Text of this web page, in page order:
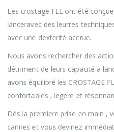
Les crostage FLE ont été
lanceravec des leurres
avec une dexterité accrue.
Nous avons rechercher des
détriment de leurs capacité a
avons équilibré les CROSTAGE
confortables , legere et
Dés la premiere prise en main ,
cannes et vous devinez